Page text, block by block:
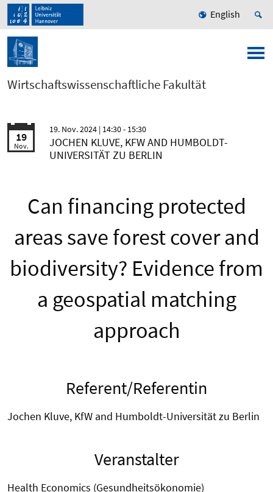
English
Wirtschaftswissenschaftliche Fakultät
19
Nov.
19. Nov. 2024 | 14:30 - 15:30
JOCHEN KLUVE, KFW AND HUMBOLDT-
UNIVERSITÄT ZU BERLIN
Can financing protected
areas save forest cover and
biodiversity? Evidence from
a geospatial matching
approach
Referent/Referentin
Jochen Kluve, KfW and Humboldt-Universität zu Berlin
Veranstalter
Health Economics (Gesundheitsökonomie)